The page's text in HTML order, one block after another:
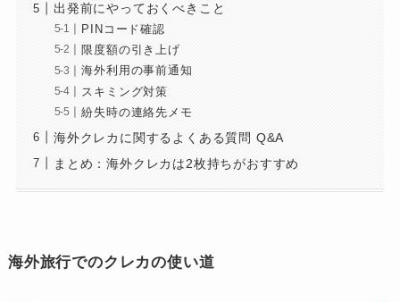
出発前にやっておくべきこと
PINコード確認
限度額の引き上げ
海外利用の事前通知
スキミング対策
紛失時の連絡先メモ
海外クレカに関するよくある質問 Q&A
まとめ：海外クレカは2枚持ちがおすすめ
海外旅行でのクレカの使い道